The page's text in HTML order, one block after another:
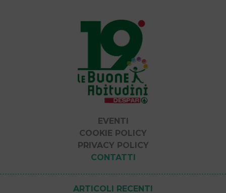
EVENTI
COOKIE POLICY
PRIVACY POLICY
CONTATTI
ARTICOLI RECENTI